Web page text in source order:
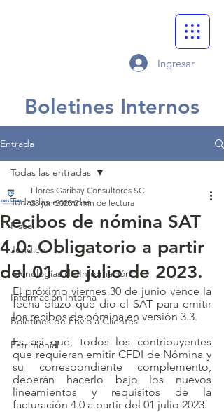
Ingresar
Boletines Internos
Entrada
Todas las entradas
Fiscal
Jurídico
Tecnologías de Información
Información Interna
Boletines de Envío a Clientes
Patrimonial
Todas las entradas
Recibos de nómina SAT
4.0: Obligatorio a partir
del 01 de julio de 2023.
Flores Garibay Consultores SC
28 jun 2023 2 min de lectura
El próximo viernes 30 de junio vence la
fecha plazo que dio el SAT para emitir
los recibos de nómina en versión 3.3.
Es así que, todos los contribuyentes
que requieran emitir CFDI de Nómina y
su correspondiente complemento,
deberán hacerlo bajo los nuevos
lineamientos y requisitos de la
facturación 4.0 a partir del 01 julio 2023.